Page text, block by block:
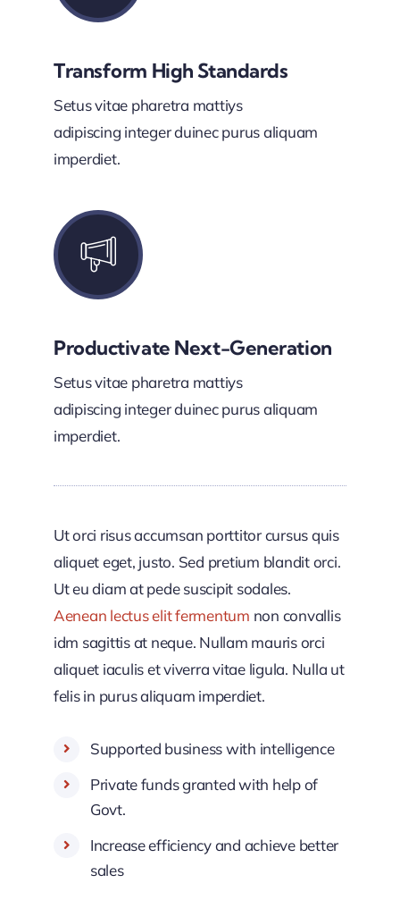
Transform High Standards
Setus vitae pharetra mattiys
adipiscing integer duinec purus aliquam
imperdiet.
Productivate Next-Generation
Setus vitae pharetra mattiys
adipiscing integer duinec purus aliquam
imperdiet.
Ut orci risus accumsan porttitor cursus quis
aliquet eget, justo. Sed pretium blandit orci.
Ut eu diam at pede suscipit sodales.
Aenean lectus elit fermentum non convallis
idm sagittis at neque. Nullam mauris orci
aliquet iaculis et viverra vitae ligula. Nulla ut
felis in purus aliquam imperdiet.
Supported business with intelligence
Private funds granted with help of
Govt.
Increase efficiency and achieve better
sales